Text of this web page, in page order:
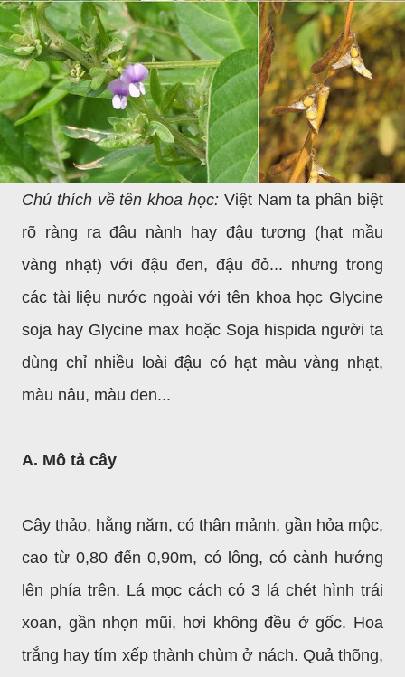
Chú thích về tên khoa học: Việt Nam ta phân biệt
rõ ràng ra đâu nành hay đậu tương (hạt mầu
vàng nhạt) với đậu đen, đậu đỏ... nhưng trong
các tài liệu nước ngoài với tên khoa học Glycine
soja hay Glycine max hoặc Soja hispida người ta
dùng chỉ nhiều loài đậu có hạt màu vàng nhạt,
màu nâu, màu đen...
A. Mô tả cây
Cây thảo, hằng năm, có thân mảnh, gần hỏa mộc,
cao từ 0,80 đến 0,90m, có lông, có cành hướng
lên phía trên. Lá mọc cách có 3 lá chét hình trái
xoan, gần nhọn mũi, hơi không đều ở gốc. Hoa
trắng hay tím xếp thành chùm ở nách. Quả thõng,